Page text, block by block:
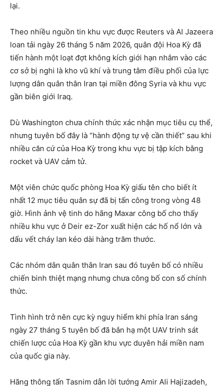
lại.
Theo nhiều nguồn tin khu vực được Reuters và Al Jazeera
loan tải ngày 26 tháng 5 năm 2026, quân đội Hoa Kỳ đã
tiến hành một loạt đợt không kích giới hạn nhắm vào các
cơ sở bị nghi là kho vũ khí và trung tâm điều phối của lực
lượng dân quân thân Iran tại miền đông Syria và khu vực
gần biên giới Iraq.
Dù Washington chưa chính thức xác nhận mục tiêu cụ thể,
nhưng tuyên bố đây là “hành động tự vệ cần thiết” sau khi
nhiều căn cứ của Hoa Kỳ trong khu vực bị tập kích bằng
rocket và UAV cảm tử.
Một viên chức quốc phòng Hoa Kỳ giấu tên cho biết ít
nhất 12 mục tiêu quân sự đã bị tấn công trong vòng 48
giờ. Hình ảnh vệ tinh do hãng Maxar công bố cho thấy
nhiều khu vực ở Deir ez-Zor xuất hiện các hố nổ lớn và
dấu vết cháy lan kéo dài hàng trăm thước.
Các nhóm dân quân thân Iran sau đó tuyên bố có nhiều
chiến binh thiệt mạng nhưng chưa công bố con số chính
thức.
Tình hình trở nên cực kỳ nguy hiểm khi phía Iran sáng
ngày 27 tháng 5 tuyên bố đã bắn hạ một UAV trinh sát
chiến lược của Hoa Kỳ gần khu vực duyên hải miền nam
của quốc gia này.
Hãng thông tấn Tasnim dẫn lời tướng Amir Ali Hajizadeh,